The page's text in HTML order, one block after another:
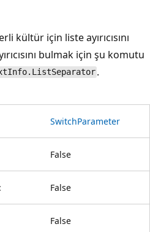
kültür için liste ayırıcısını
bulmak için şu komutu
.
SwitchParameter
False
False
False